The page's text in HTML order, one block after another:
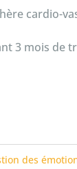
cardio-
3 mois de
des